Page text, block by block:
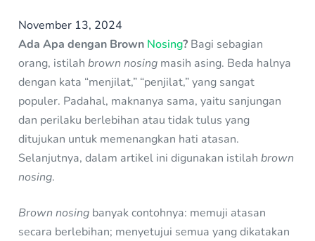
November 13, 2024
Ada Apa dengan Brown Nosing? Bagi sebagian
orang, istilahbrown nosing masih asing. Beda halnya
dengan kata “menjilat,” “penjilat,” yang sangat
populer. Padahal, maknanya sama, yaitu sanjungan
dan perilaku berlebihan atau tidak tulus yang
ditujukan untuk memenangkan hati atasan.
Selanjutnya, dalam artikel ini digunakan istilahbrown
nosing.
Brown nosing banyak contohnya: memuji atasan
secara berlebihan; menyetujui semua yang dikatakan